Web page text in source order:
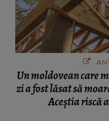
Un moldovean care
zi a fost lăsat să
Aceștia riscă